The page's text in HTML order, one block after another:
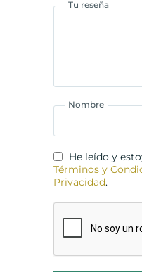
Tu reseña
Nombre
He leído y
Términos y
Privacidad.